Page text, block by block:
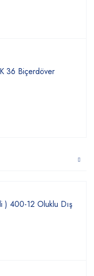
36 Biçerdöver
) 400-12 Oluklu Dış